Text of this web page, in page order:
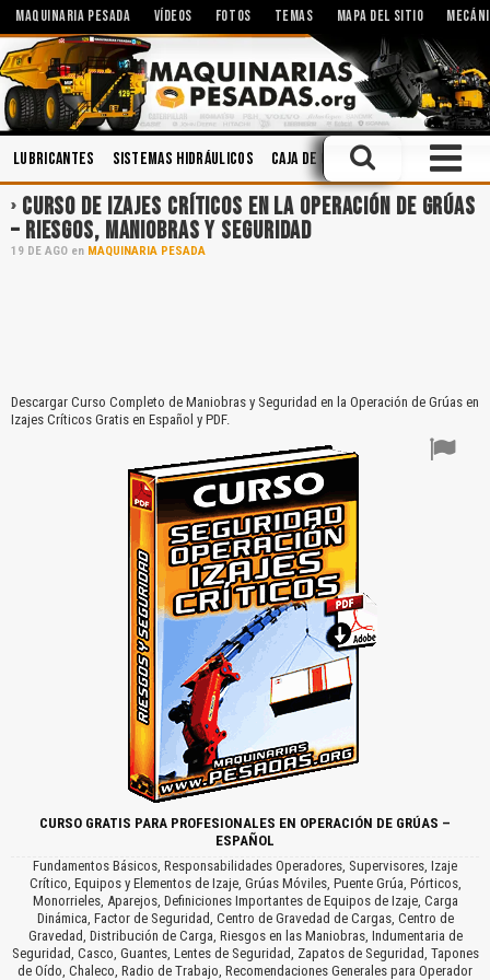
MAQUINARIA PESADA VÍDEOS FOTOS TEMAS MAPA DEL SITIO
Lubricantes Sistemas Hidráulicos Caja de Cambios Implementos
CURSO DE IZAJES CRÍTICOS EN LA OPERACIÓN DE GRÚAS
– RIESGOS, MANIOBRAS Y SEGURIDAD
19 DE AGO en MAQUINARIA PESADA
Descargar Curso Completo de Maniobras y Seguridad en la Operación de Grúas en
Izajes Críticos Gratis en Español y PDF.
CURSO GRATIS PARA PROFESIONALES EN OPERACIÓN DE GRÚAS –
ESPAÑOL
Fundamentos Básicos, Responsabilidades Operadores, Supervisores, Izaje
Crítico, Equipos y Elementos de Izaje, Grúas Móviles, Puente Grúa, Pórticos,
Monorrieles, Aparejos, Definiciones Importantes de Equipos de Izaje, Carga
Dinámica, Factor de Seguridad, Centro de Gravedad de Cargas, Centro de
Gravedad, Distribución de Carga, Riesgos en las Maniobras, Indumentaria de
Seguridad, Casco, Guantes, Lentes de Seguridad, Zapatos de Seguridad, Tapones
de Oído, Chaleco, Radio de Trabajo, Recomendaciones Generales para Operador